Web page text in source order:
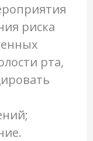
риска
рта,